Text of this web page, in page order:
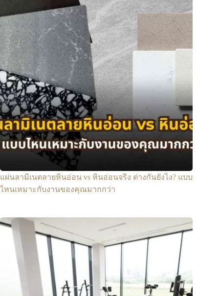
แผ่นลามิเนตลายหินอ่อน vs หินอ่อนจริง ต่างกันยังไง? แบบ
ไหนเหมาะกับงานของคุณมากกว่า